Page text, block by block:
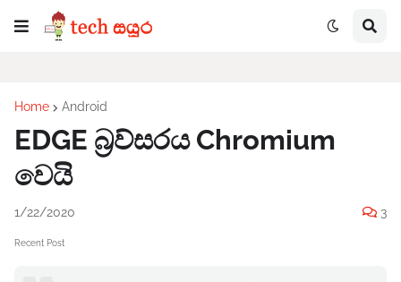
Home Android
EDGE බ්‍රව්සරය Chromium
වෙයි
1/22/2020 3
Recent Post